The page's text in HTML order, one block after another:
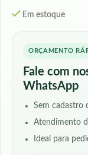
Em estoque
ORÇAMENTO
Fale com
WhatsApp
Sem cadastro
Atendimento
Ideal para